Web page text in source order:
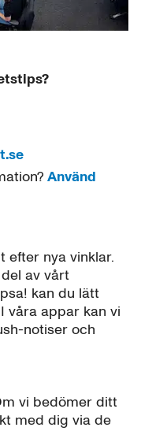
Använd
efter nya vinklar.
av vårt
kan du lätt
våra appar kan vi
notiser och
vi bedömer ditt
med dig via de